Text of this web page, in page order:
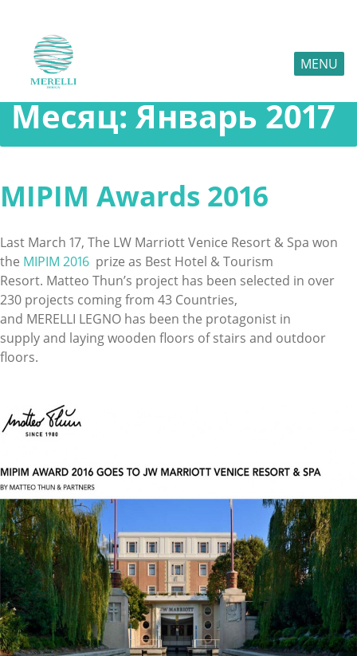
MENU
Месяц:Январь 2017
MIPIM Awards 2016
Last March 17, The LW Marriott Venice Resort & Spa won
the MIPIM 2016 prize as Best Hotel & Tourism
Resort. Matteo Thun’s project has been selected in over
230 projects coming from 43 Countries,
and MERELLI LEGNO has been the protagonist in
supply and laying wooden floors of stairs and outdoor
floors.